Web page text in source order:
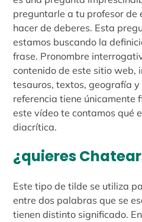
preguntarle a tu profesor de
hacer de deberes. Esta
estamos buscando la
frase. Pronombre
contenido de este sitio web,
tesauros, textos, geografía
referencia tiene únicamente
este vídeo te contamos qué
diacrítica.
¿quieres
Este tipo de tilde se utiliza
entre dos palabras que se
tienen distinto significado.